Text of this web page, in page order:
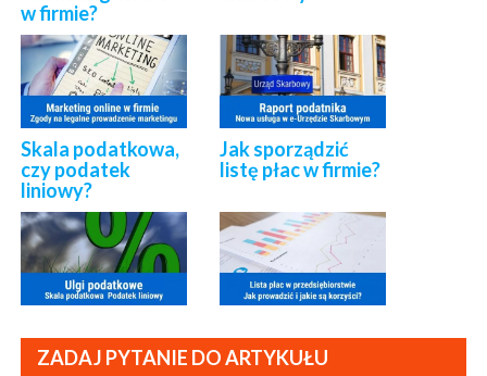
w firmie?
Skala podatkowa,
czy podatek
liniowy?
Jak sporządzić
listę płac w firmie?
ZADAJ PYTANIE DO ARTYKUŁU